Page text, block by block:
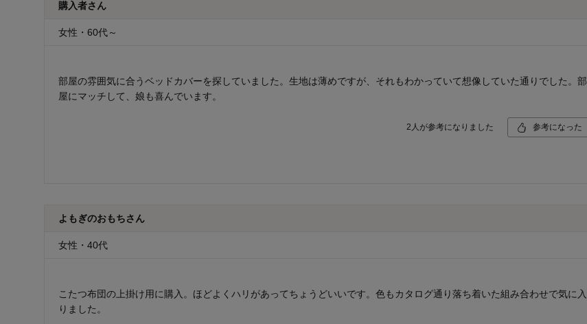
購入者さん
女性・60代～
部屋の雰囲気に合うベッドカバーを探していました。生地は薄めですが、それもわかっていて想像していた通りでした。部
屋にマッチして、娘も喜んでいます。
2 人が参考になりました 参考になった
よもぎのおもちさん
女性・40代
こたつ布団の上掛け用に購入。ほどよくハリがあってちょうどいいです。色もカタログ通り落ち着いた組み合わせで気に入
りました。